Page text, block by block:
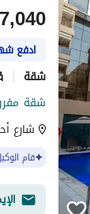
ادفع
شقة
قام الوكيل